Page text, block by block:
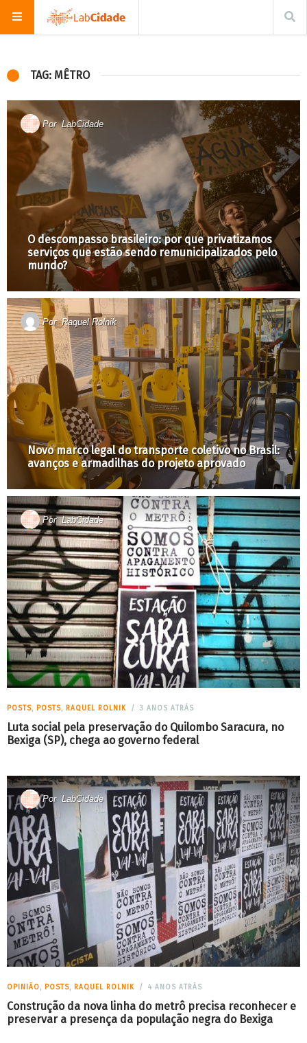
TAG: MÊTRO
PorLabCidade
O descompasso brasileiro: por que privatizamos
serviços que estão sendo remunicipalizados pelo
mundo?
PorRaquel Rolnik
Novo marco legal do transporte coletivo no Brasil:
avanços e armadilhas do projeto aprovado
PorLabCidade
POSTS, POSTS, RAQUEL ROLNIK 3 ANOS ATRÁS
Luta social pela preservação do Quilombo Saracura, no
Bexiga (SP), chega ao governo federal
Por LabCidade
OPINIÃO, POSTS, RAQUEL ROLNIK 4 ANOS ATRÁS
Construção da nova linha do metrô precisa reconhecer e
preservar a presença da população negra do Bexiga